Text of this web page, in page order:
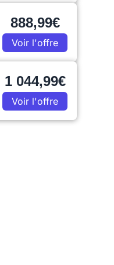
888,99€
Voir l'offre
1 044,99€
Voir l'offre